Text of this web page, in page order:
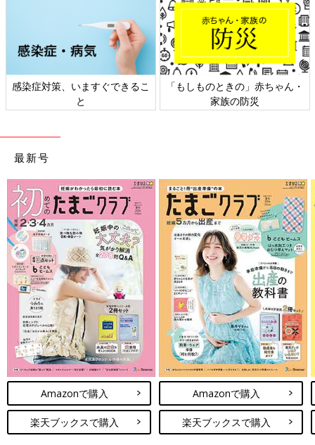
こちらはシナモンママさんがしまむらで購入した、Littc（リトシ
描かれていたり、セーラーえりに耳が付いていたりと目を引くデ
ザインで、サロペットに合わせても可愛いんだとか♪
派手色＆派手柄が目を引く♪ ヴァネロペの半袖Tシ
ャツとパンツ
感染症対策、いますぐできるこ
と
「もしものときの」赤ちゃん・
家族の防災
最新号
Amazonで購入
楽天ブックスで購入
Amazonで購入
楽天ブックスで購入